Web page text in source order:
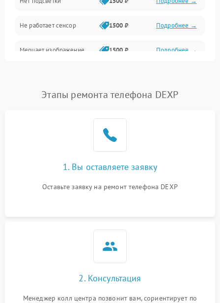
Проблемы с работой системы, корпусом и другие
Не работает сенсор 1500 ₽ Подробнее →
Мерцает изображение 1500 ₽ Подробнее →
Не работает Face ID 4000 ₽ Подробнее →
Этапы ремонта телефона DEXP
1. Вы оставляете заявку
Оставьте заявку на ремонт телефона DEXP
2. Консультация
Менеджер колл центра позвонит вам, сориентирует по